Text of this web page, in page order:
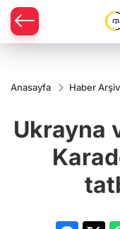
Anasayfa Haber
Ukrayna